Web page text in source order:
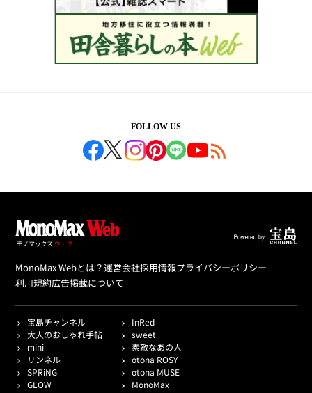
FOLLOW US
MonoMax Webとは？運営会社採用情報プライバシーポリシー
利用規約広告掲載について
宝島チャンネル
InRed
大人のおしゃれ手帖
sweet
mini
素敵なあの人
リンネル
otona ROSY
SPRiNG
otona MUSE
GLOW
MonoMax